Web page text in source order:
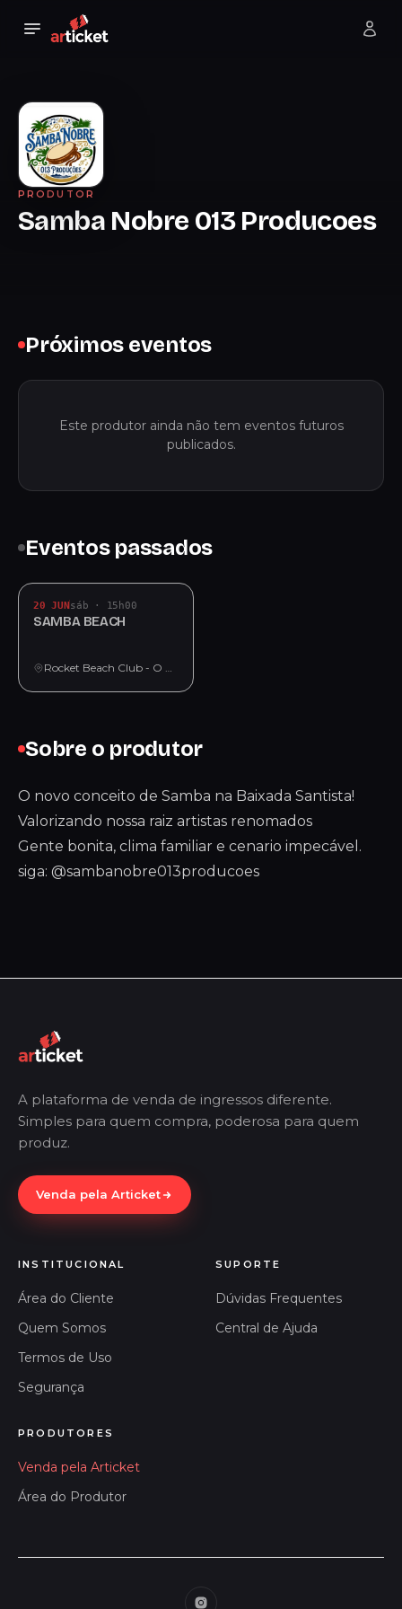
PRODUTOR
Samba Nobre 013 Producoes
Próximos eventos
Este produtor ainda não tem eventos futuros
publicados.
Eventos passados
20 JUNsáb · 15h00
SAMBA BEACH
Rocket Beach Club - O Melhor Restaurante Bar da Praia Grande
Sobre o produtor
O novo conceito de Samba na Baixada Santista!
Valorizando nossa raiz artistas renomados
Gente bonita, clima familiar e cenario impecável.
siga: @sambanobre013producoes
A plataforma de venda de ingressos diferente.
Simples para quem compra, poderosa para quem
produz.
Venda pela Articket
INSTITUCIONAL
Área do Cliente
Quem Somos
Termos de Uso
Segurança
SUPORTE
Dúvidas Frequentes
Central de Ajuda
PRODUTORES
Venda pela Articket
Área do Produtor